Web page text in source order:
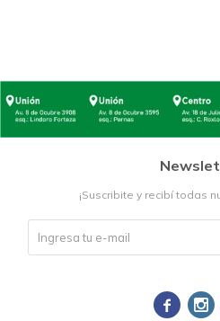
¡Suscribite y recibí todas
 